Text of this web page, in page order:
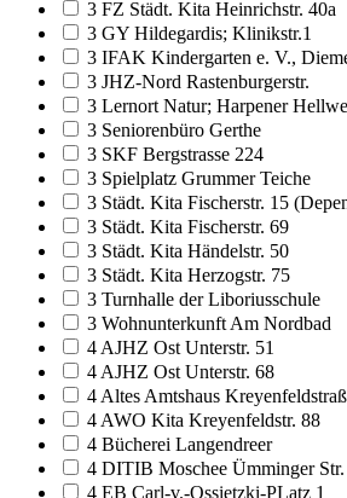
3 FZ Städt. Kita Heinrichstr. 40a
3 GY Hildegardis; Klinikstr.1
3 IFAK Kindergarten e. V.,
3 JHZ-Nord Rastenburgerstr.
3 Lernort Natur; Harpener
3 Seniorenbüro Gerthe
3 SKF Bergstrasse 224
3 Spielplatz Grummer Teiche
3 Städt. Kita Fischerstr. 15
3 Städt. Kita Fischerstr. 69
3 Städt. Kita Händelstr. 50
3 Städt. Kita Herzogstr. 75
3 Turnhalle der Liboriusschule
3 Wohnunterkunft Am Nordbad
4 AJHZ Ost Unterstr. 51
4 AJHZ Ost Unterstr. 68
4 Altes Amtshaus
4 AWO Kita Kreyenfeldstr. 88
4 Bücherei Langendreer
4 DITIB Moschee Ümminger
4 EB Carl-v.-Ossietzki-PLatz 1